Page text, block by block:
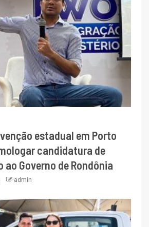
estadual em Porto
candidatura de
ao Governo de Rondônia
admin